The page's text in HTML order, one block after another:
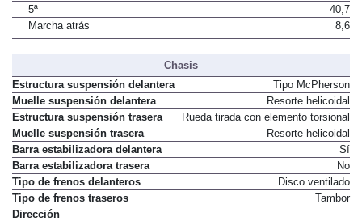
5ª
40,7
Marcha atrás
8,6
Chasis
Estructura suspensión delantera
Tipo McPherson
Muelle suspensión delantera
Resorte helicoidal
Estructura suspensión trasera
Rueda tirada con elemento torsional
Muelle suspensión trasera
Resorte helicoidal
Barra estabilizadora delantera
Sí
Barra estabilizadora trasera
No
Tipo de frenos delanteros
Disco ventilado
Tipo de frenos traseros
Tambor
Dirección